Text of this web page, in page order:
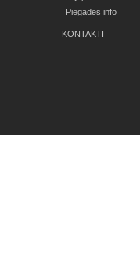
Piegādes info
KONTAKTI